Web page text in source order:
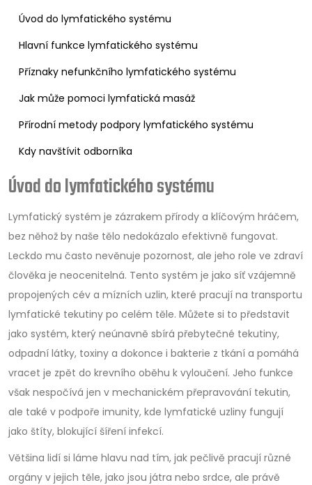
Úvod do lymfatického systému
Hlavní funkce lymfatického systému
Příznaky nefunkčního lymfatického systému
Jak může pomoci lymfatická masáž
Přírodní metody podpory lymfatického systému
Kdy navštívit odborníka
Úvod do lymfatického systému
Lymfatický systém je zázrakem přírody a klíčovým hráčem,
bez něhož by naše tělo nedokázalo efektivně fungovat.
Leckdo mu často nevěnuje pozornost, ale jeho role ve zdraví
člověka je neocenitelná. Tento systém je jako síť vzájemně
propojených cév a mízních uzlin, které pracují na transportu
lymfatické tekutiny po celém těle. Můžete si to představit
jako systém, který neúnavně sbírá přebytečné tekutiny,
odpadní látky, toxiny a dokonce i bakterie z tkání a pomáhá
vracet je zpět do krevního oběhu k vyloučení. Jeho funkce
však nespočívá jen v mechanickém přepravování tekutin,
ale také v podpoře imunity, kde lymfatické uzliny fungují
jako štíty, blokující šíření infekcí.
Většina lidí si láme hlavu nad tím, jak pečlivě pracují různé
orgány v jejich těle, jako jsou játra nebo srdce, ale právě